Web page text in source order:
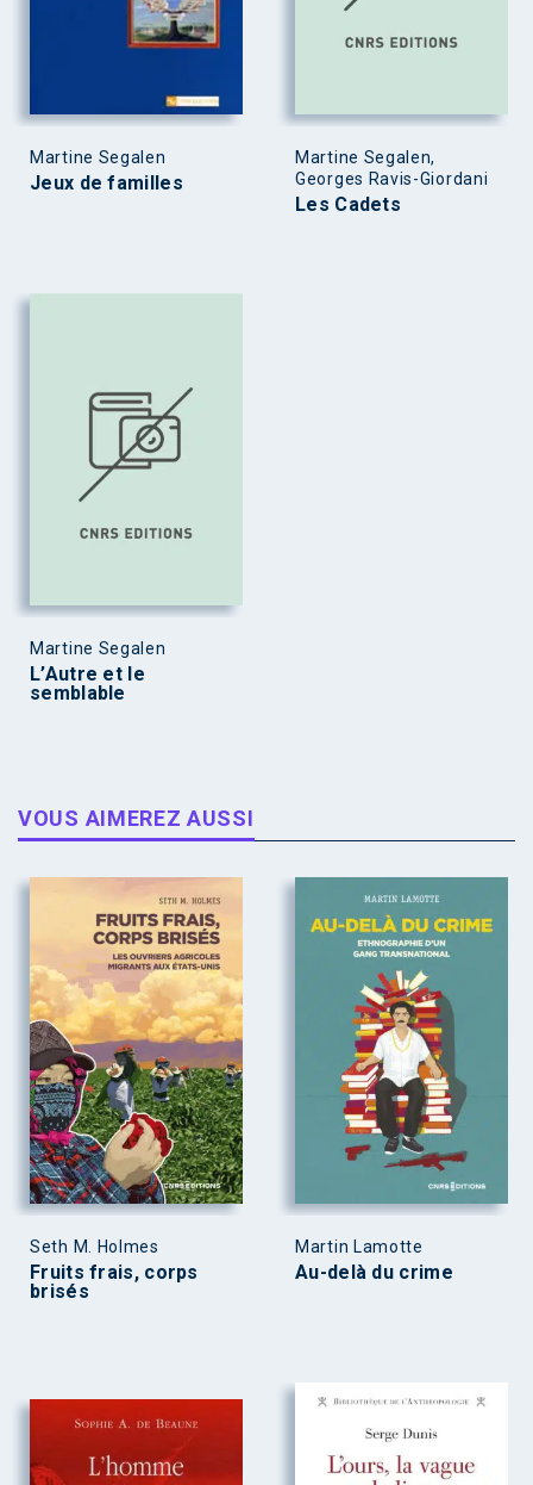
Martine Segalen
Jeux de familles
Martine Segalen,
Georges Ravis-Giordani
Les Cadets
Martine Segalen
L’Autre et le
semblable
VOUS AIMEREZ AUSSI
Seth M. Holmes
Fruits frais, corps
brisés
Martin Lamotte
Au-delà du crime